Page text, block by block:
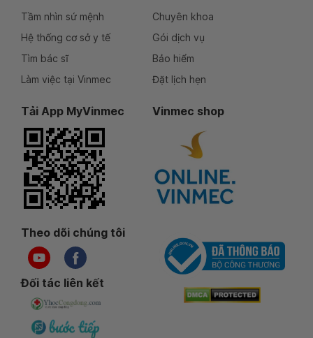
Tầm nhìn sứ mệnh
Hệ thống cơ sở y tế
Tìm bác sĩ
Làm việc tại Vinmec
Chuyên khoa
Gói dịch vụ
Bảo hiểm
Đặt lịch hẹn
Tải App MyVinmec Vinmec shop
Theo dõi chúng tôi
Đối tác liên kết